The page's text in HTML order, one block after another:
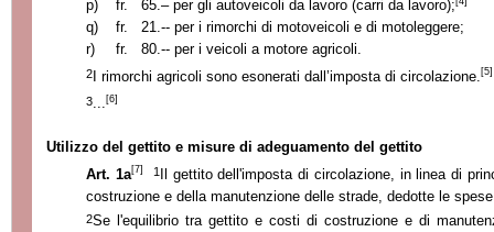
p)
fr. 65.– per gli autoveicoli da lavoro (carri da lavoro);
q)
fr. 21.-- per i rimorchi di motoveicoli e di motoleggere;
r)
fr. 80.-- per i veicoli a motore agricoli.
2 I rimorchi agricoli sono esonerati dall’imposta di circolazione. [5]
3... [6]
Utilizzo del gettito e misure di adeguamento del gettito
Art. 1a[7] 1Il gettito dell'imposta di circolazione, in linea di
costruzione e della manutenzione delle strade, dedotte le
2Se l'equilibrio tra gettito e costi di costruzione e di